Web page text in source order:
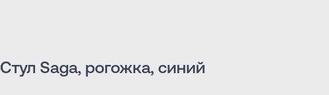
Стул Saga, рогожка, синий